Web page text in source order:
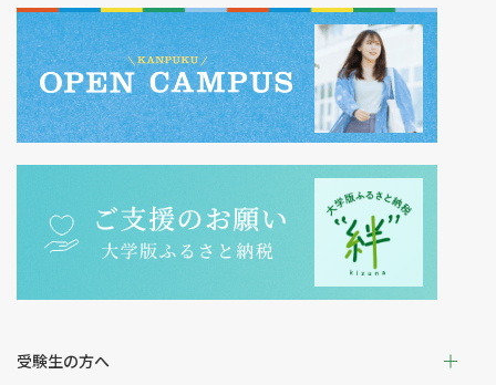
受験生の方へ